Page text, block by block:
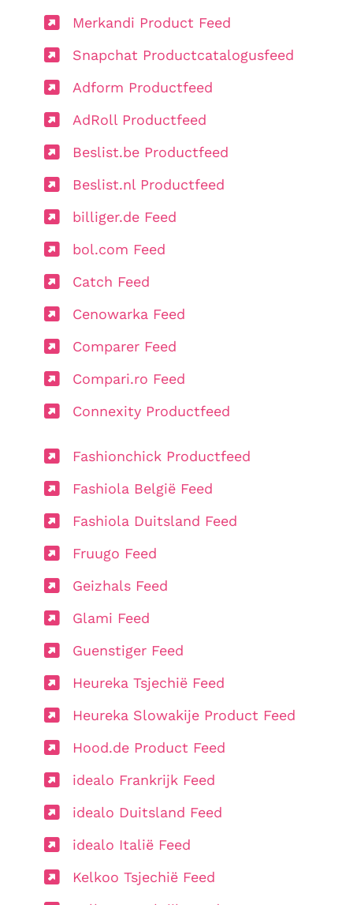
Merkandi Product Feed
Snapchat Productcatalogusfeed
Adform Productfeed
AdRoll Productfeed
Beslist.be Productfeed
Beslist.nl Productfeed
billiger.de Feed
bol.com Feed
Catch Feed
Cenowarka Feed
Comparer Feed
Compari.ro Feed
Connexity Productfeed
Fashionchick Productfeed
Fashiola België Feed
Fashiola Duitsland Feed
Fruugo Feed
Geizhals Feed
Glami Feed
Guenstiger Feed
Heureka Tsjechië Feed
Heureka Slowakije Product Feed
Hood.de Product Feed
idealo Frankrijk Feed
idealo Duitsland Feed
idealo Italië Feed
Kelkoo Tsjechië Feed